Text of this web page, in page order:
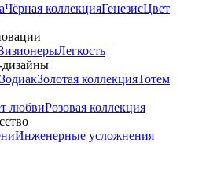
Чёрная коллекцияГенезисЦвет
Легкость
ЗодиакЗолотая коллекцияТотем
любвиРозовая коллекция
Инженерные усложнения